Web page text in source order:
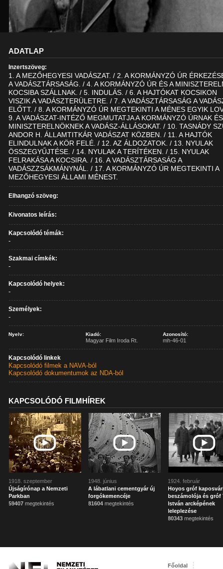
ADATLAP
Inzertszöveg:
1. A MEZŐHEGYESI VADÁSZAT. / 2. A KORMÁNYZÓ ÚR
A VADÁSZTÁRSASÁG. / 4. A KORMÁNYZÓ ÚR ÉS A
KOCSIBA SZÁLLNAK. / 5. INDULÁS. / 6. A HAJTÓKAT KOCSIKON
VISZIK A VADÁSZTERÜLETRE. / 7. A VADÁSZTÁRSASÁG A
ELŐTT. / 8. A KORMÁNYZÓ ÚR MEGTEKINTI A MÉNES EGYIK
9. A VADÁSZAT-INTÉZŐ MEGMUTATJA A KORMÁNYZÓ ÚRNAK
MINISZTERELNÖKNEK A VADÁSZ-ÁLLÁSOKAT. / 10. TASNÁDY
ANDOR H. ÁLLAMTITKÁR VADÁSZAT KÖZBEN. / 11. A HAJTÓK
ELINDULNAK A KÖR FELÉ. / 12. AZ ÁLDOZATOK. / 13. NYULAK
ÖSSZEGYŰJTÉSE. / 14. NYULAK A TERÍTÉKEN. / 15. NYULAK
FELRAKÁSA A KOCSIRA. / 16. A VADÁSZTÁRSASÁG A
VADÁSZZSÁKMÁNYNÁL. / 17. A KORMÁNYZÓ ÚR MEGTEKINTI A
MEZŐHEGYESI ÁLLAMI MÉNEST.
Elhangzó szöveg:
Kivonatos leírás:
Kapcsolódó témák:
-
Szakmai címkék:
-
Kapcsolódó helyek:
-
Személyek:
-
Nyelv: Kiadó:
Magyar Film Iroda Rt.
Azonosító:
mh-46-01
Kapcsolódó linkek
Kapcsolódó filmek a NAVA-ból
Kapcsolódó dokumentumok az NDA-ból
KAPCSOLÓDÓ FILMHÍREK
1918. szeptember
Újságírónap a Nemzeti
Parkban
59407 megtekintés
1948. június
A lábatlani cementgyár új
forgókemencéje
81604 megtekintés
1924. február
Hoyos gróf
beszámolója és gróf
István arcképének
leleplezése
80343 megtekintés
Főoldal